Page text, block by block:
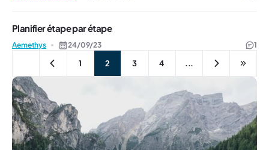
Planifier étape par étape
Aemethys 24/09/23 1
1 2 3 4 ...